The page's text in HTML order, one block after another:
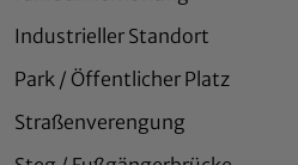
Industrieller Standort
Park / Öffentlicher Platz
Straßenverengung